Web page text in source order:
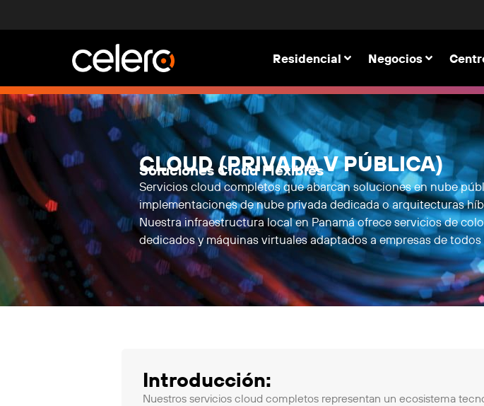
Residencial Negocios
CLOUD (PRIVADA V PÚBLICA)
Soluciones Cloud Flexibles
Servicios cloud completos que abarcan soluciones en nube
implementaciones de nube privada dedicada o arquitecturas
Nuestra infraestructura local en Panamá ofrece servicios de
dedicados y máquinas virtuales adaptados a empresas de
Introducción:
Nuestros servicios cloud completos representan un ecosistema